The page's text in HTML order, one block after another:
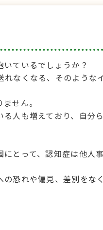
ているでしょうか？
なくなる、そのような
せん。
人も増えており、自
とって、認知症は他人
恐れや偏見、差別をな